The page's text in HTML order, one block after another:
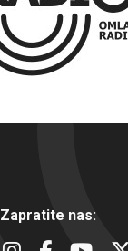
Zapratite nas: